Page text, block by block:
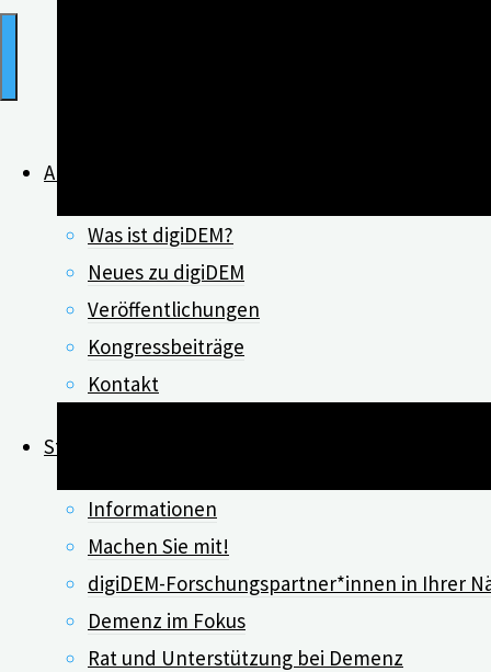
Aktuelles
Was ist digiDEM?
Neues zu digiDEM
Veröffentlichungen
Kongressbeiträge
Kontakt
Studienteilnehmende
Informationen
Machen Sie mit!
digiDEM-Forschungspartner*innen in Ihrer
Demenz im Fokus
Rat und Unterstützung bei Demenz